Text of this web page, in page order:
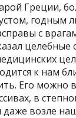
Греции,
годным
с
целебные
к нам
Его можно
в
даже возле